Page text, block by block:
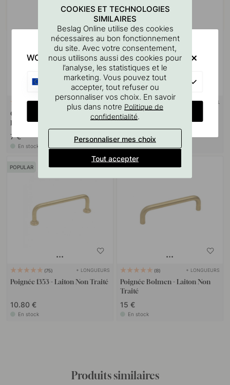
Gabarit De Perçage Pour
Poignées Et Boutons
7 €
En stock
SUPPORT MURAL
Goupille à vis M4x50mm 1
pièce
1.10 €
POPULAR
75 + LONGUEURS
Poignée 1353 - Laiton Non Traité
10.80 €
En stock
8 + LONGUEURS
Poignée Bolmen - Laiton Non
Traité
15 €
En stock
Produits similaires
COOKIES ET TECHNOLOGIES
SIMILAIRES
Beslag Online utilise des cookies
nécessaires au bon fonctionnement
du site. Avec votre consentement,
nous utilisons aussi des cookies pour
l’analyse, les statistiques et le
marketing. Vous pouvez tout
accepter, tout refuser ou
personnaliser vos choix. En savoir
plus dans notre Politique de
confidentialité.
Personnaliser mes choix
Tout accepter
WOULD YOU RATHER VISIT?
CHANGE COUNTRY